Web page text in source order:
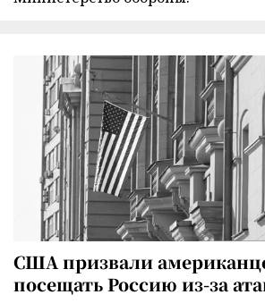
США призвали
посещать Россию из-за